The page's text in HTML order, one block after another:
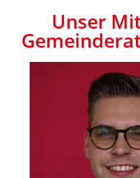
Unser